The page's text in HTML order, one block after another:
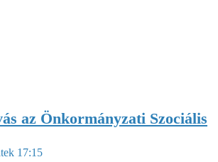
az Önkormányzati Szociális
17:15